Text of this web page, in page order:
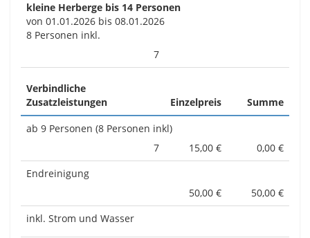
kleine Herberge bis 14 Personen
von 01.01.2026 bis 08.01.2026
8 Personen inkl.
7
Verbindliche
Zusatzleistungen
Einzelpreis
Summe
ab 9 Personen (8 Personen inkl)
7
15,00 €
0,00 €
Endreinigung
50,00 €
50,00 €
inkl. Strom und Wasser